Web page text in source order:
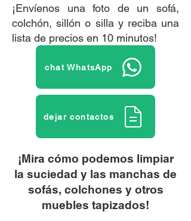
¡Envíenos una foto de un sofá,
colchón, sillón o silla y reciba una
lista de precios en 10 minutos!​​​​
chat WhatsApp
dejar contactos
¡Mira cómo podemos limpiar
la suciedad y las manchas de
sofás, colchones y otros
muebles tapizados!